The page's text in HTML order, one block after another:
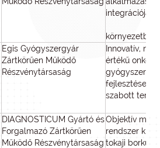
integrációja
környezetbe
Egis Gyógyszergyár
Zártkörűen Működő
Részvénytársaság
Innovatív,
értékű
fejlesztése
szabott
DIAGNOSTICUM Gyártó és
Forgalmazó Zártkörűen
Működő Részvénytársaság
Objektív
rendszer
tokaji